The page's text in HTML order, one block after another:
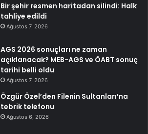
Bir şehir resmen haritadan silindi: Halk
tahliye edildi
Ağustos 7, 2026
AGS 2026 sonuçları ne zaman
açıklanacak? MEB-AGS ve ÖABT sonuç
tarihi belli oldu
Ağustos 7, 2026
Özgür Özel’den Filenin Sultanları’na
tebrik telefonu
Ağustos 6, 2026